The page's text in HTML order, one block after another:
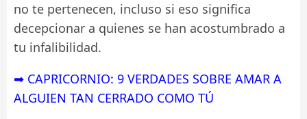
no te pertenecen, incluso si eso significa
decepcionar a quienes se han acostumbrado a
tu infalibilidad.
➡ CAPRICORNIO: 9 VERDADES SOBRE AMAR A
ALGUIEN TAN CERRADO COMO TÚ